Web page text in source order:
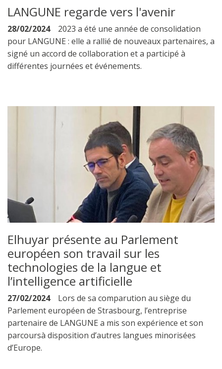
LANGUNE regarde vers l'avenir
28/02/2024
2023 a été une année de consolidation
pour LANGUNE : elle a rallié de nouveaux partenaires, a
signé un accord de collaboration et a participé à
différentes journées et événements.
Elhuyar présente au Parlement
européen son travail sur les
technologies de la langue et
l’intelligence artificielle
27/02/2024
Lors de sa comparution au siège du
Parlement européen de Strasbourg, l’entreprise
partenaire de LANGUNE a mis son expérience et son
parcoursà disposition d’autres langues minorisées
d’Europe.